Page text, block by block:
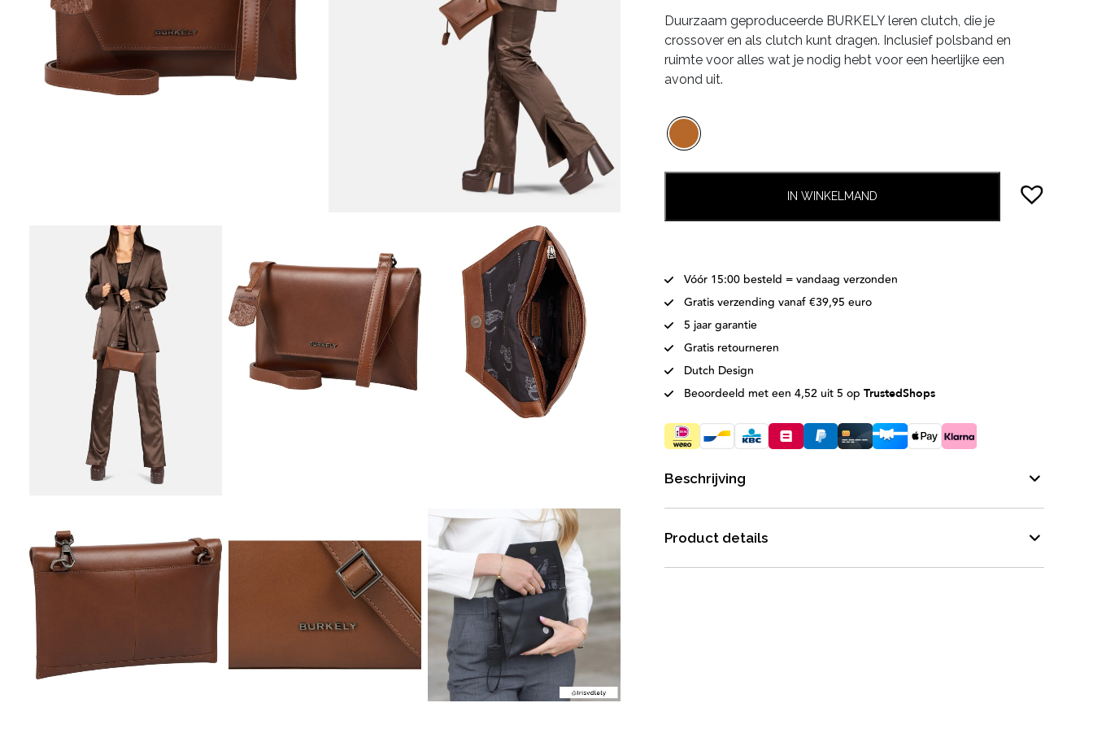
was:
€89.95.
is:
€44.98.
Duurzaam geproduceerde BURKELY leren clutch, die je
crossover en als clutch kunt dragen. Inclusief polsband en
ruimte voor alles wat je nodig hebt voor een heerlijke een
avond uit.
IN WINKELMAND
Vóór 15:00 besteld = vandaag verzonden
Gratis verzending vanaf €39,95 euro
5 jaar garantie
Gratis retourneren
Dutch Design
Beoordeeld met een 4,52 uit 5 opTrustedShops
Beschrijving
Product details
Schrijf je hier in voor onze
nieuwsbrief
×
Jouw e-mail